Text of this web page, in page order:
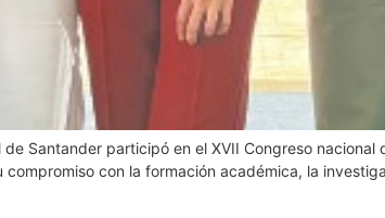
Santander participó en el XVII Congreso
con la formación académica, la